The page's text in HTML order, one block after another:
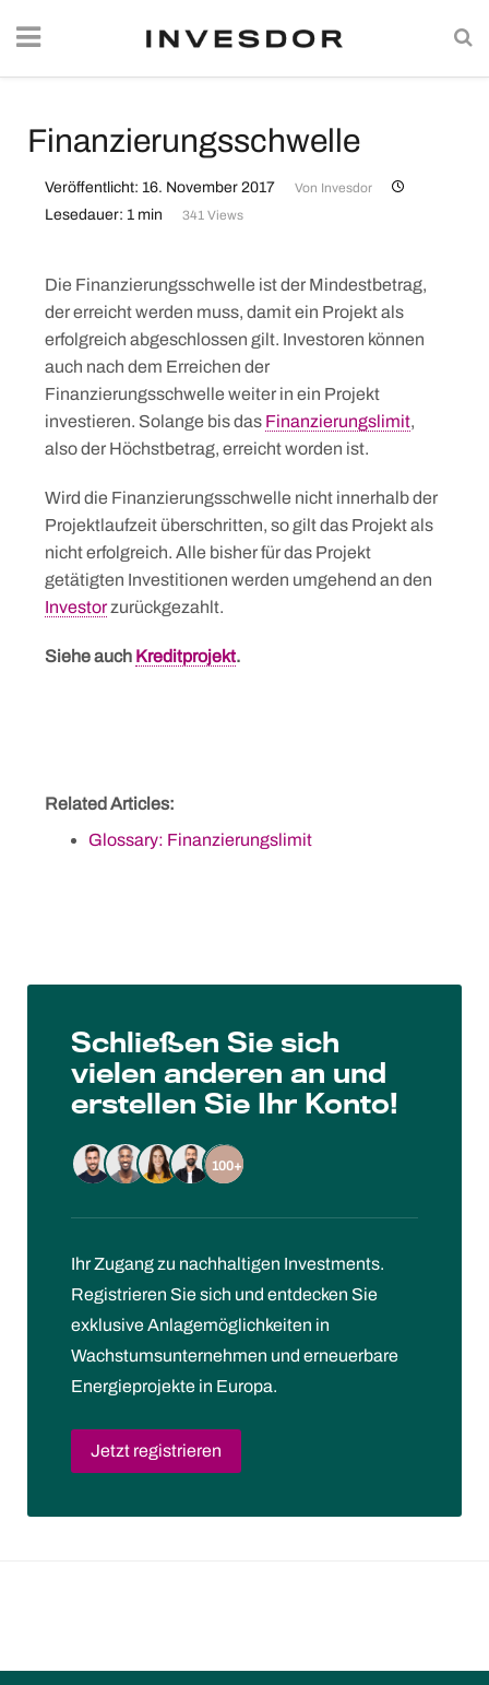
Finanzierungsschwelle
Veröffentlicht: 16. November 2017 Von Invesdor
Lesedauer: 1 min 341 Views
Die Finanzierungsschwelle ist der Mindestbetrag,
der erreicht werden muss, damit ein Projekt als
erfolgreich abgeschlossen gilt. Investoren können
auch nach dem Erreichen der
Finanzierungsschwelle weiter in ein Projekt
investieren. Solange bis das Finanzierungslimit,
also der Höchstbetrag, erreicht worden ist.
Wird die Finanzierungsschwelle nicht innerhalb der
Projektlaufzeit überschritten, so gilt das Projekt als
nicht erfolgreich. Alle bisher für das Projekt
getätigten Investitionen werden umgehend an den
Investorzurückgezahlt.
Siehe auch Kreditprojekt.
Related Articles:
Glossary: Finanzierungslimit
Schließen Sie sich
vielen anderen an und
erstellen Sie Ihr Konto!
100+
Ihr Zugang zu nachhaltigen Investments.
Registrieren Sie sich und entdecken Sie
exklusive Anlagemöglichkeiten in
Wachstumsunternehmen und erneuerbare
Energieprojekte in Europa.
Jetzt registrieren